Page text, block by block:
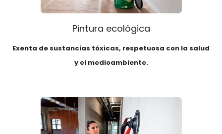
Pintura ecológica
Exenta de sustancias tóxicas, respetuosa con la salud
y el medioambiente.